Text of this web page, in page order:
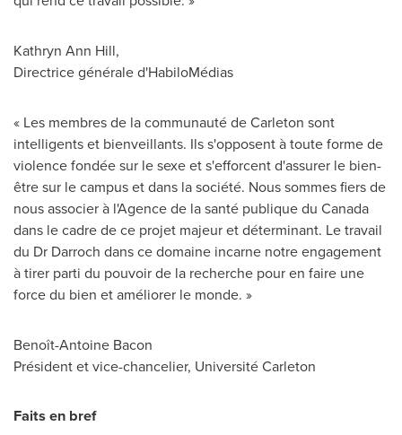
Kathryn Ann Hill,
Directrice générale d'HabiloMédias
« Les membres de la communauté deCarleton sont
intelligents et bienveillants. Ils s'opposent à toute forme de
violence fondée sur le sexe et s'efforcent d'assurer le bien-
être sur le campus et dans la société. Nous sommes fiers de
nous associer à l'Agence de la santé publique du Canada
dans le cadre de ce projet majeur et déterminant. Le travail
du Dr Darroch dans ce domaine incarne notre engagement
à tirer parti du pouvoir de la recherche pour en faire une
force du bien et améliorer le monde. »
Benoît-Antoine Bacon
Président et vice-chancelier, Université Carleton
Faits en bref